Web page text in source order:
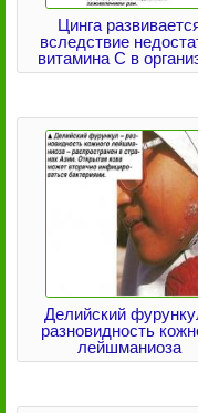
Цинга
вследствие
витамина С в
Делийский
разновидность
лейшманиоза